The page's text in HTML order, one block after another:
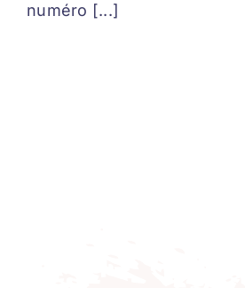
numéro [...]